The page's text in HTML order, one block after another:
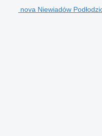
nova Niewiadów